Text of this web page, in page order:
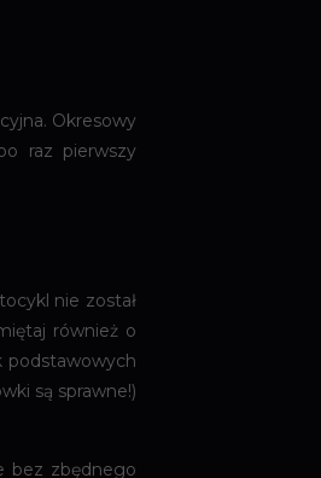
Okresowy
raz pierwszy
nie został
również o
podstawowych
są sprawne!)
bez zbędnego